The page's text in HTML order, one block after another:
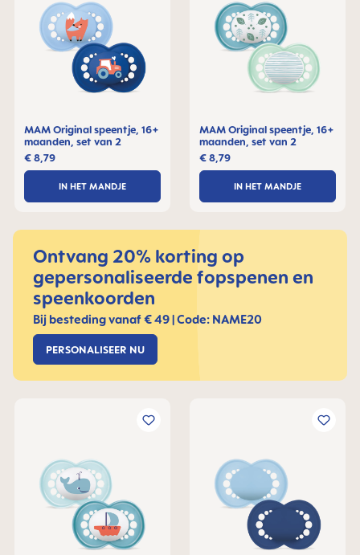
Ontvang 20% korting op
gepersonaliseerde fopspenen en
speenkoorden
Bij besteding vanaf € 49 | Code: NAME20
PERSONALISEER NU
MAM Original speentje, 16+
maanden, set van 2
€ 8,79
IN HET MANDJE
MAM Original speentje, 16+
maanden, set van 2
€ 8,79
IN HET MANDJE